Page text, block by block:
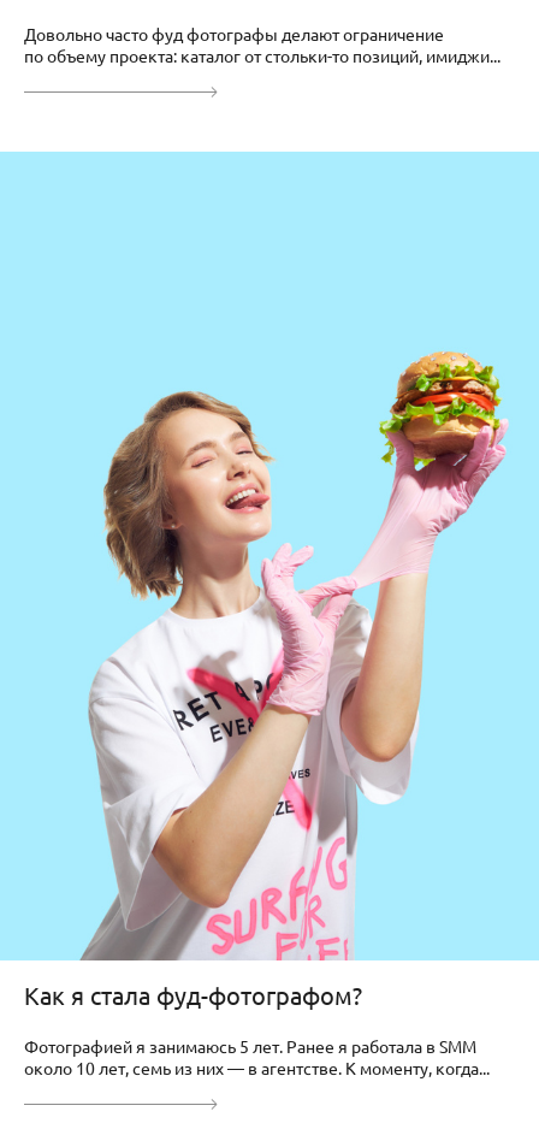
Довольно часто фуд фотографы делают ограничение
по объему проекта: каталог от стольки-то позиций, имиджи...
Как я стала фуд-фотографом?
Фотографией я занимаюсь 5 лет. Ранее я работала в SMM
около 10 лет, семь из них — в агентстве. К моменту, когда...